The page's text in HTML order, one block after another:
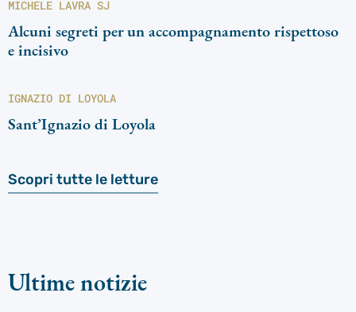
MICHELE LAVRA SJ
Alcuni segreti per un accompagnamento rispettoso
e incisivo
IGNAZIO DI LOYOLA
Sant’Ignazio di Loyola
Scopri tutte le letture
Ultime notizie